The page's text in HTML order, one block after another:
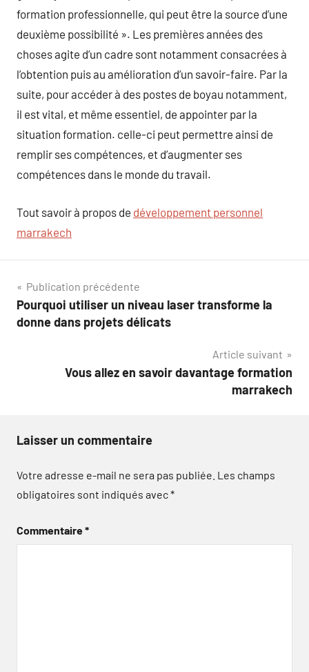
formation professionnelle, qui peut être la source d’une
deuxième possibilité ». Les premières années des
choses agite d’un cadre sont notamment consacrées à
l’obtention puis au amélioration d’un savoir-faire. Par la
suite, pour accéder à des postes de boyau notamment,
il est vital, et même essentiel, de appointer par la
situation formation. celle-ci peut permettre ainsi de
remplir ses compétences, et d’augmenter ses
compétences dans le monde du travail.
Tout savoir à propos de développement personnel
marrakech
Navigation
de
Publication précédente
Pourquoi utiliser un niveau laser transforme la
donne dans projets délicats
Article suivant
Vous allez en savoir davantage formation
marrakech
Laisser un commentaire
Votre adresse e-mail ne sera pas publiée. Les champs
obligatoires sont indiqués avec*
Commentaire*